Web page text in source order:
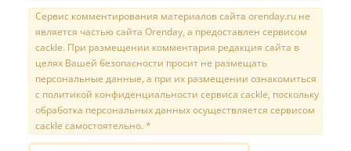
Сервис комментирования материалов сайта orenday.ru не
является частью сайта Orenday, а предоставлен сервисом
cackle. При размещении комментария редакция сайта в
целях Вашей безопасности просит не размещать
персональные данные, а при их размещении ознакомиться
с политикой конфиденциальности сервиса cackle, поскольку
обработка персональных данных осуществляется сервисом
cackle самостоятельно. *